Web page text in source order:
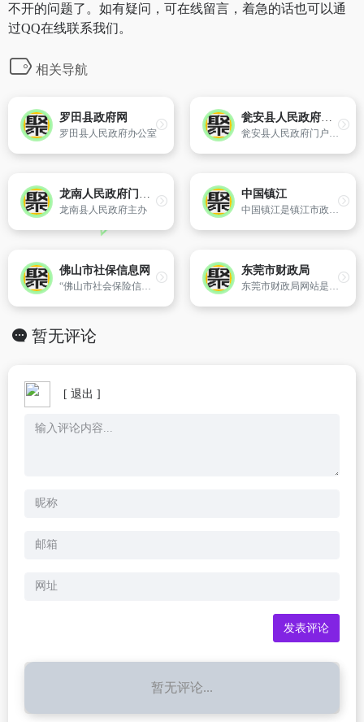
不开的问题了。如有疑问，可在线留言，着急的话也可以通
过QQ在线联系我们。
相关导航
罗田县政府网
罗田县人民政府办公室
瓮安县人民政府门户网站
瓮安县人民政府门户网站作为瓮安县人民政府在互联网上信息发布和提供服务的总平台,以“为民、便民、利民”为宗旨,以政务信息、政民互动、主题服务和拓展网上办事为主要内容。
龙南人民政府门户网
龙南县人民政府主办
中国镇江
中国镇江是镇江市政府的门户网站,网站内容包含了镇江市的政务、财政、经济、投资、教育等方面的信息,并为公众提供了政民互动的平台以及便捷的公共服务信息的查询和政府部门在线行政事务服务。
佛山市社保信息网
“佛山市社会保险信息网”为佛山市社会保险基金管理局的门户网站。是佛山市社会保险基金管理局向外宣传、发布信息的重要途径和平台,是提供社会保险动态、政策法规、政务公开、社保信息查询、资料下载以及与广大市民群众互动交流平台的社会保险信息服务网站。
东莞市财政局
东莞市财政局网站是市财政局政务公开,在线服务的平台,内容包含财政信息、业务专栏、业务指引、网上办事等。
暂无评论
[ 退出 ]
暂无评论...